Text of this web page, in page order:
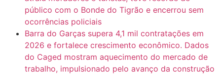
público com o Bonde do Tigrão e encerrou sem
ocorrências policiais
Barra do Garças supera 4,1 mil contratações em
2026 e fortalece crescimento econômico. Dados
do Caged mostram aquecimento do mercado de
trabalho, impulsionado pelo avanço da construção